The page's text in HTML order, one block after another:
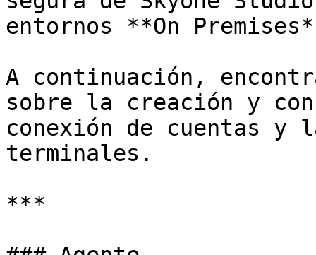
entornos **On
A continuación,
sobre la creación y
conexión de cuentas y
terminales.
***